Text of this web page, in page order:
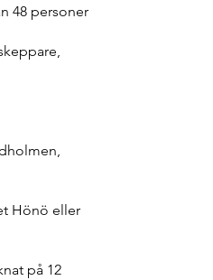
48 personer
Hönö eller
på 12